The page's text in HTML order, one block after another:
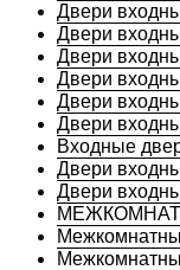
Двери
Двери
Двери
Двери
Двери
Двери
Входные
Двери
Двери